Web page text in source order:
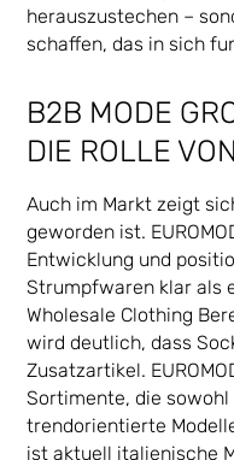
herauszustechen –
schaffen, das in sich
B2B MODE
IE ROLLE VON
Auch im Markt zeigt
geworden ist.
Entwicklung und
Strumpfwaren klar als
Wholesale Clothing
wird deutlich, dass
Zusatzartikel.
Sortimente, die
trendorientierte
ist aktuell italienische